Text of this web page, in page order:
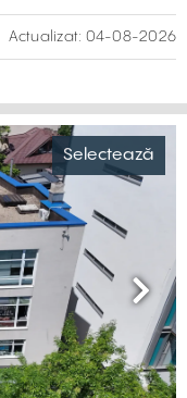
Actualizat: 04-08-2026
Selectează
Next